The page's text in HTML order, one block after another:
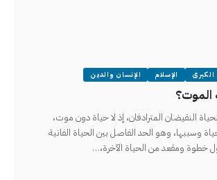
الكبرى الإسلام الإنسان والدين
الموت؟
النقيضان المترادفان، إذ لا حياة دون موت،
وسببها، وهو الحد الفاصل بين الحياة الفانية
خطوة ومقعد من الحياة الآخرة،…